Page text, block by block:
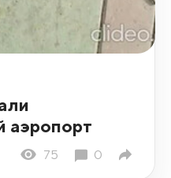
аэропорт
75 0